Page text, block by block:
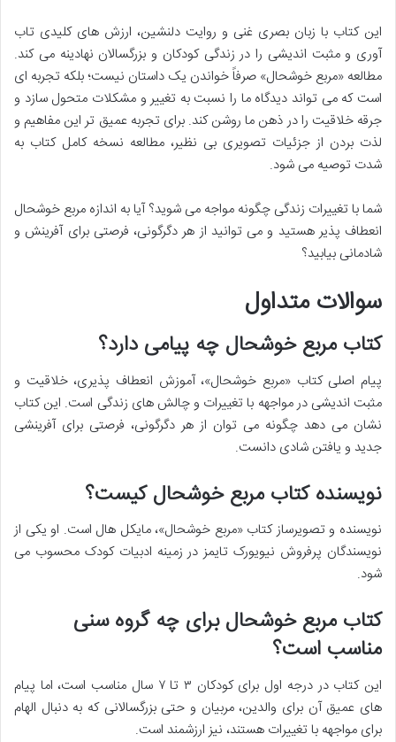
این کتاب با زبان بصری غنی و روایت دلنشین، ارزش های کلیدی تاب
آوری و مثبت اندیشی را در زندگی کودکان و بزرگسالان نهادینه می کند.
مطالعه «مربع خوشحال» صرفاً خواندن یک داستان نیست؛ بلکه تجربه ای
است که می تواند دیدگاه ما را نسبت به تغییر و مشکلات متحول سازد و
جرقه خلاقیت را در ذهن ما روشن کند. برای تجربه عمیق تر این مفاهیم و
لذت بردن از جزئیات تصویری بی نظیر، مطالعه نسخه کامل کتاب به
شدت توصیه می شود.
شما با تغییرات زندگی چگونه مواجه می شوید؟ آیا به اندازه مربع خوشحال
انعطاف پذیر هستید و می توانید از هر دگرگونی، فرصتی برای آفرینش و
شادمانی بیابید؟
سوالات متداول
کتاب مربع خوشحال چه پیامی دارد؟
پیام اصلی کتاب «مربع خوشحال»، آموزش انعطاف پذیری، خلاقیت و
مثبت اندیشی در مواجهه با تغییرات و چالش های زندگی است. این کتاب
نشان می دهد چگونه می توان از هر دگرگونی، فرصتی برای آفرینشی
جدید و یافتن شادی دانست.
نویسنده کتاب مربع خوشحال کیست؟
نویسنده و تصویرساز کتاب «مربع خوشحال»، مایکل هال است. او یکی از
نویسندگان پرفروش نیویورک تایمز در زمینه ادبیات کودک محسوب می
شود.
کتاب مربع خوشحال برای چه گروه سنی
مناسب است؟
این کتاب در درجه اول برای کودکان ۳ تا ۷ سال مناسب است، اما پیام
های عمیق آن برای والدین، مربیان و حتی بزرگسالانی که به دنبال الهام
برای مواجهه با تغییرات هستند، نیز ارزشمند است.